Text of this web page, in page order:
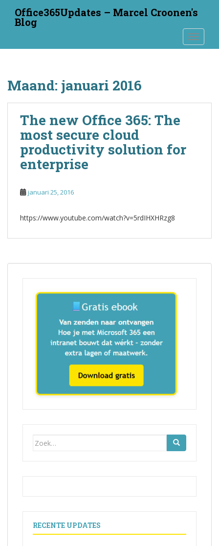
t
Office365Updates – Marcel Croonen's
Blog
Maand: januari 2016
The new Office 365: The
most secure cloud
productivity solution for
enterprise
januari 25, 2016
https://www.youtube.com/watch?v=5rdIHXHRzg8
Zoek
RECENTE UPDATES